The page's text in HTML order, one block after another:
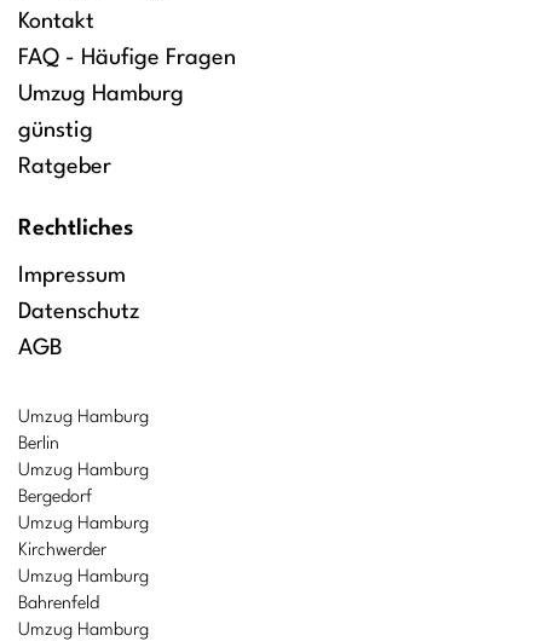
Kontakt
FAQ - Häufige Fragen
Umzug Hamburg
günstig
Ratgeber
Rechtliches
Impressum
Datenschutz
AGB
Umzug Hamburg
Berlin
Umzug Hamburg
Bergedorf
Umzug Hamburg
Kirchwerder
Umzug Hamburg
Bahrenfeld
Umzug Hamburg